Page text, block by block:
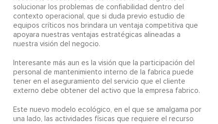
solucionar los problemas de confiabilidad dentro del
contexto operacional, que si duda previo estudio de
equipos críticos nos brindara un ventaja competitiva que
apoyara nuestras ventajas estratégicas alineadas a
nuestra visión del negocio.
Interesante más aun es la visión que la participación del
personal de mantenimiento interno de la fabrica puede
tener en el aseguramiento del servicio que el cliente
externo debe obtener del activo que la empresa fabrico.
Este nuevo modelo ecológico, en el que se amalgama por
una lado, las actividades físicas que requiere el recurso